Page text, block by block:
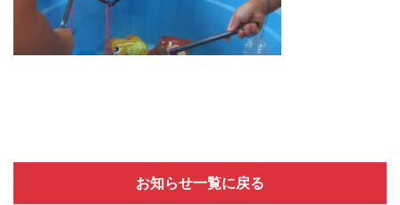
お知らせ一覧に戻る